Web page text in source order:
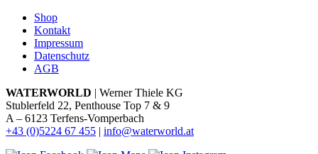
Shop
Kontakt
Impressum
Datenschutz
AGB
WATERWORLD | Werner Thiele KG
Stublerfeld 22, Penthouse Top 7 & 9
A – 6123 Terfens-Vomperbach
+43 (0)5224 67 455 | info@waterworld.at